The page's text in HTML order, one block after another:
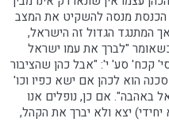
הכנסת מנסה להשקיט את המצב
המתנגד הגדול זה הישראל,
"לברך את עמו ישראל
קכח' סע' י': "אבל כהן שהציבור
הוא לכהן אם ישא כפיו וכו'
באהבה". אם כן, נופלים אנו
יצא ולא יברך את הקהל,